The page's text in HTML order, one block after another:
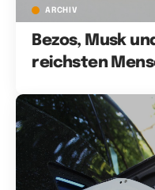
ARCHIV
Bezos, Musk
reichsten